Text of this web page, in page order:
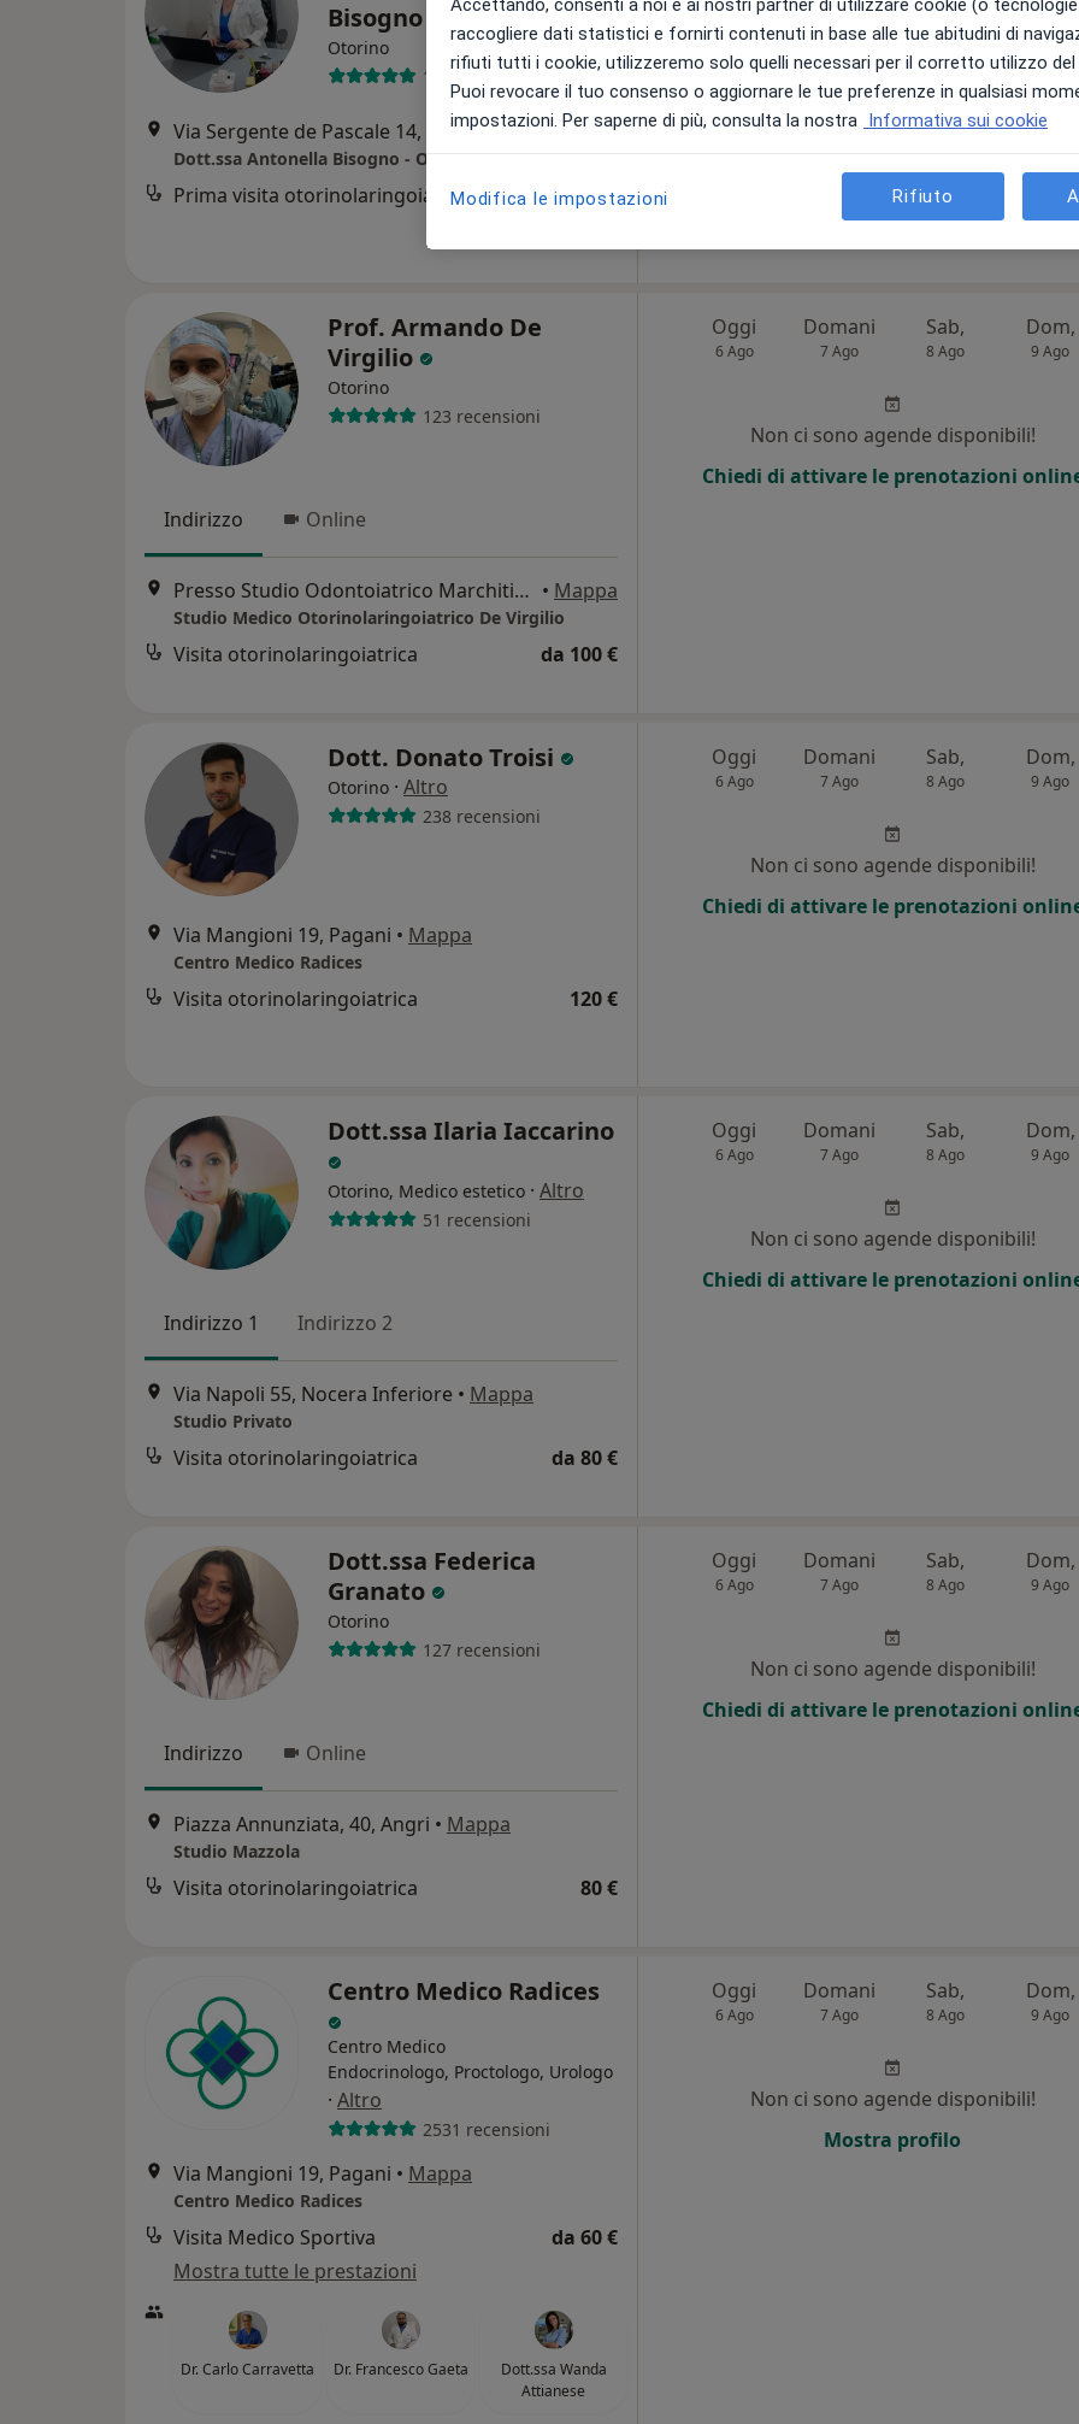
Bisogno
Otorino
134 recensioni
Via Sergente de Pascale 14, San Marzano sul Sarno •Mappa
Dott.ssa Antonella Bisogno - Otorinolaringoiatra
Prima visita otorinolaringoiatrica 80 €
Non ci sono agende disponibili!
Chiedi di attivare le prenotazioni
Prof. Armando De
Virgilio
Otorino
123 recensioni
Indirizzo Online
Presso Studio Odontoiatrico Marchitiello, Via Giuseppe Garibaldi, 21, Pagani • Mappa
Studio Medico Otorinolaringoiatrico De Virgilio
Visita otorinolaringoiatrica da 100 €
Oggi
6 Ago
Domani
7 Ago
Sab,
8 Ago
Dom,
9 Ago
Non ci sono agende disponibili!
Chiedi di attivare le prenotazioni
Dott. Donato Troisi
Otorino · Altro
238 recensioni
Via Mangioni 19, Pagani • Mappa
Centro Medico Radices
Visita otorinolaringoiatrica 120 €
Oggi
6 Ago
Domani
7 Ago
Sab,
8 Ago
Dom,
9 Ago
Non ci sono agende disponibili!
Chiedi di attivare le prenotazioni
Dott.ssa Ilaria Iaccarino
Otorino, Medico estetico · Altro
51 recensioni
Indirizzo 1 Indirizzo 2
Via Napoli 55, Nocera Inferiore • Mappa
Studio Privato
Visita otorinolaringoiatrica da 80 €
Oggi
6 Ago
Domani
7 Ago
Sab,
8 Ago
Dom,
9 Ago
Non ci sono agende disponibili!
Chiedi di attivare le prenotazioni
Dott.ssa Federica
Granato
Otorino
127 recensioni
Indirizzo Online
Piazza Annunziata, 40, Angri • Mappa
Studio Mazzola
Visita otorinolaringoiatrica 80 €
Oggi
6 Ago
Domani
7 Ago
Sab,
8 Ago
Dom,
9 Ago
Non ci sono agende disponibili!
Chiedi di attivare le prenotazioni
Centro Medico Radices
Centro Medico
Endocrinologo, Proctologo, Urologo
· Altro
2531 recensioni
Via Mangioni 19, Pagani • Mappa
Centro Medico Radices
Visita Medico Sportiva
da 60 €
Mostra tutte le prestazioni
Dr. Carlo Carravetta Dr. Francesco Gaeta
Dott.ssa Wanda
Attianese
Oggi
6 Ago
Domani
7 Ago
Sab,
8 Ago
Dom,
9 Ago
Non ci sono agende disponibili!
Mostra profilo
Accettando, consenti a noi e ai nostri partner di utilizzare cookie (o
raccogliere dati statistici e fornirti contenuti in base alle tue abitudini di
rifiuti tutti i cookie, utilizzeremo solo quelli necessari per il corretto utilizzo
Puoi revocare il tuo consenso o aggiornare le tue preferenze in qualsiasi
impostazioni. Per saperne di più, consulta la nostra Informativa sui cookie
Modifica le impostazioni Rifiuto